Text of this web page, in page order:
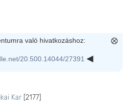
való hivatkozáshoz:
20.500.14044/27391
Kar [2177]